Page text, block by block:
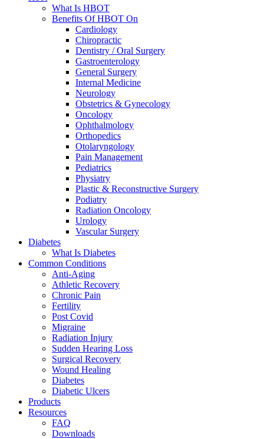
What Is HBOT
Benefits Of HBOT On
Cardiology
Chiropractic
Dentistry / Oral Surgery
Gastroenterology
General Surgery
Internal Medicine
Neurology
Obstetrics & Gynecology
Oncology
Ophthalmology
Orthopedics
Otolaryngology
Pain Management
Pediatrics
Physiatry
Plastic & Reconstructive Surgery
Podiatry
Radiation Oncology
Urology
Vascular Surgery
Diabetes
What Is Diabetes
Common Conditions
Anti-Aging
Athletic Recovery
Chronic Pain
Fertility
Post Covid
Migraine
Radiation Injury
Sudden Hearing Loss
Surgical Recovery
Wound Healing
Diabetes
Diabetic Ulcers
Products
Resources
FAQ
Downloads